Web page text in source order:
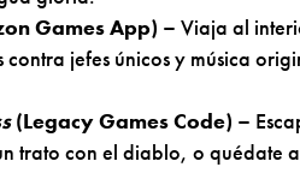
Games App) –Viaja al
jefes únicos y música
(Legacy Games Code) –
trato con el diablo, o quédate